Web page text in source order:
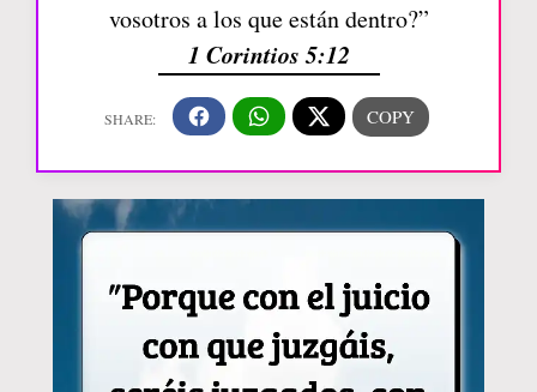
vosotros a los que están dentro?”
1 Corintios 5:12